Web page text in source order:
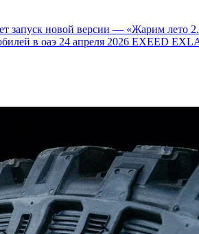
запуск новой версии — «Жарим лето
в оаэ 24 апреля 2026 EXEED